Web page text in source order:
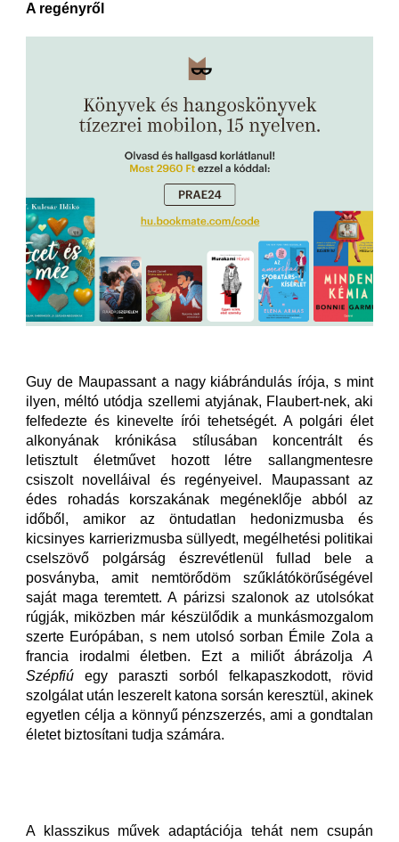
A regényről
Guy de Maupassant a nagy kiábrándulás írója, s mint
ilyen, méltó utódja szellemi atyjának, Flaubert-nek, aki
felfedezte és kinevelte írói tehetségét. A polgári élet
alkonyának krónikása stílusában koncentrált és
letisztult életművet hozott létre sallangmentesre
csiszolt novelláival és regényeivel. Maupassant az
édes rohadás korszakának megéneklője abból az
időből, amikor az öntudatlan hedonizmusba és
kicsinyes karrierizmusba süllyedt, megélhetési politikai
cselszövő polgárság észrevétlenül fullad bele a
posványba, amit nemtörődöm szűklátókörűségével
saját maga teremtett. A párizsi szalonok az utolsókat
rúgják, miközben már készülődik a munkásmozgalom
szerte Európában, s nem utolsó sorban Émile Zola a
francia irodalmi életben. Ezt a miliőt ábrázolja A
Szépfiú egy paraszti sorból felkapaszkodott, rövid
szolgálat után leszerelt katona sorsán keresztül, akinek
egyetlen célja a könnyű pénzszerzés, ami a gondtalan
életet biztosítani tudja számára.
A klasszikus művek adaptációja tehát nem csupán